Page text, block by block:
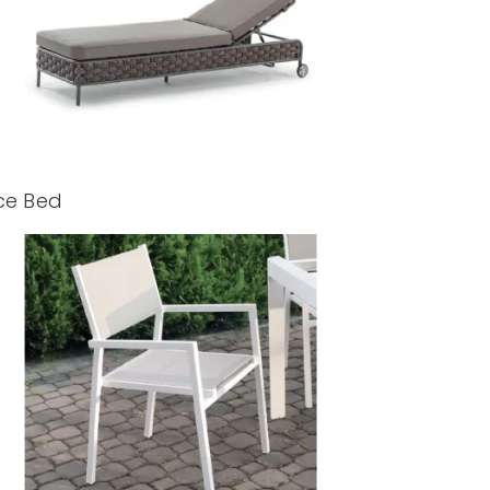
Bed